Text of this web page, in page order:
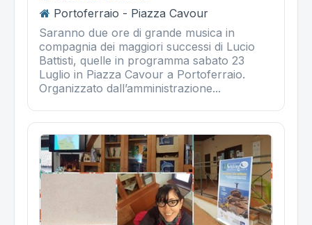
Portoferraio - Piazza Cavour
Saranno due ore di grande musica in
compagnia dei maggiori successi di Lucio
Battisti, quelle in programma sabato 23
Luglio in Piazza Cavour a Portoferraio.
Organizzato dall’amministrazione...